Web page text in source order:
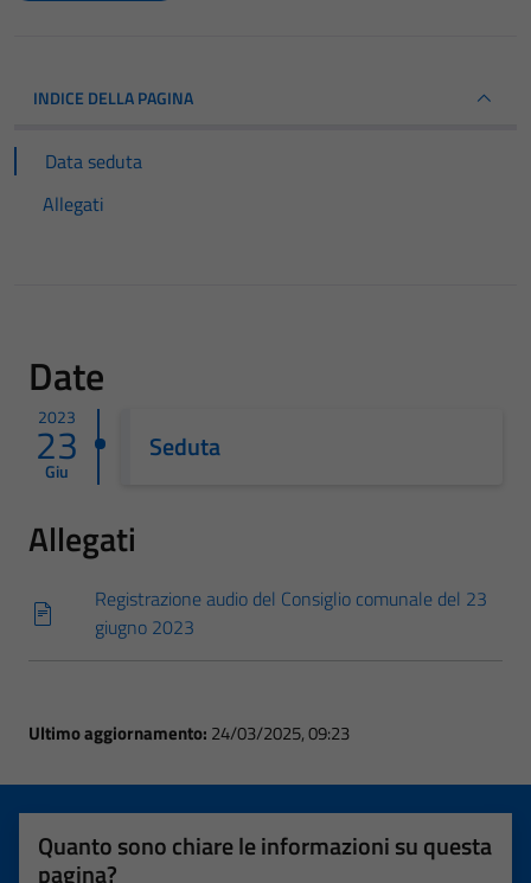
INDICE DELLA PAGINA
Data seduta
Allegati
Date
2023
23
Giu
Seduta
Allegati
Registrazione audio del Consiglio comunale del 23
giugno 2023
Ultimo aggiornamento: 24/03/2025, 09:23
Quanto sono chiare le informazioni su questa
pagina?